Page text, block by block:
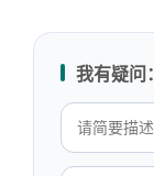
我有疑问：